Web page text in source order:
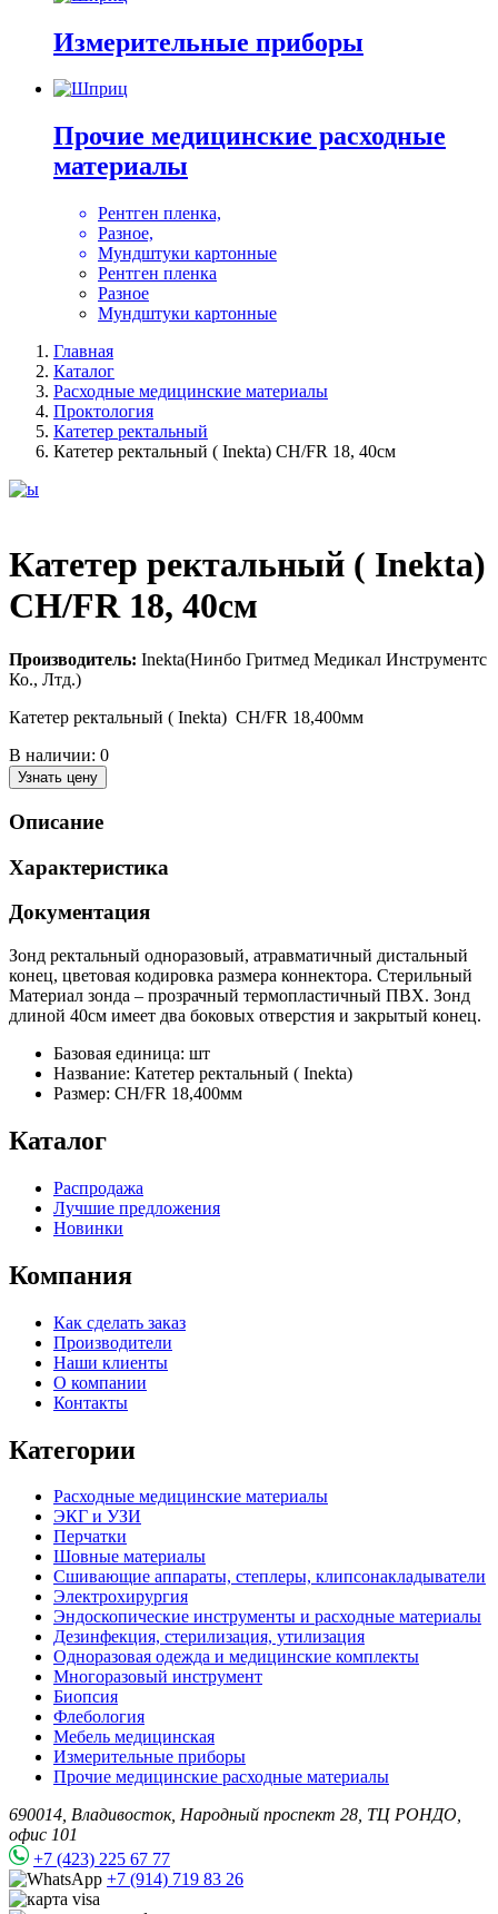
Измерительные приборы
Прочие медицинские расходные
материалы
Рентген пленка,
Разное,
Мундштуки картонные
Рентген пленка
Разное
Мундштуки картонные
Главная
Каталог
Расходные медицинские материалы
Проктология
Катетер ректальный
Катетер ректальный ( Inekta) CH/FR 18, 40см
Катетер ректальный ( Inekta)
CH/FR 18, 40см
Производитель: Inekta(Нинбо Гритмед Медикал Инструментс
Ко., Лтд.)
Катетер ректальный ( Inekta) CH/FR 18,400мм
В наличии: 0
Узнать цену
Описание
Характеристика
Документация
Зонд ректальный одноразовый, атравматичный дистальный
конец, цветовая кодировка размера коннектора. Стерильный
Материал зонда – прозрачный термопластичный ПВХ. Зонд
длиной 40см имеет два боковых отверстия и закрытый конец.
Базовая единица: шт
Название: Катетер ректальный ( Inekta)
Размер: CH/FR 18,400мм
Каталог
Распродажа
Лучшие предложения
Новинки
Компания
Как сделать заказ
Производители
Наши клиенты
О компании
Контакты
Категории
Расходные медицинские материалы
ЭКГ и УЗИ
Перчатки
Шовные материалы
Сшивающие аппараты, степлеры, клипсонакладыватели
Электрохирургия
Эндоскопические инструменты и расходные материалы
Дезинфекция, стерилизация, утилизация
Одноразовая одежда и медицинские комплекты
Многоразовый инструмент
Биопсия
Флебология
Мебель медицинская
Измерительные приборы
Прочие медицинские расходные материалы
690014, Владивосток, Народный проспект 28, ТЦ РОНДО,
офис 101
+7 (423) 225 67 77
+7 (914) 719 83 26